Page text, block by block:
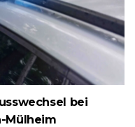
bei
Mülheim